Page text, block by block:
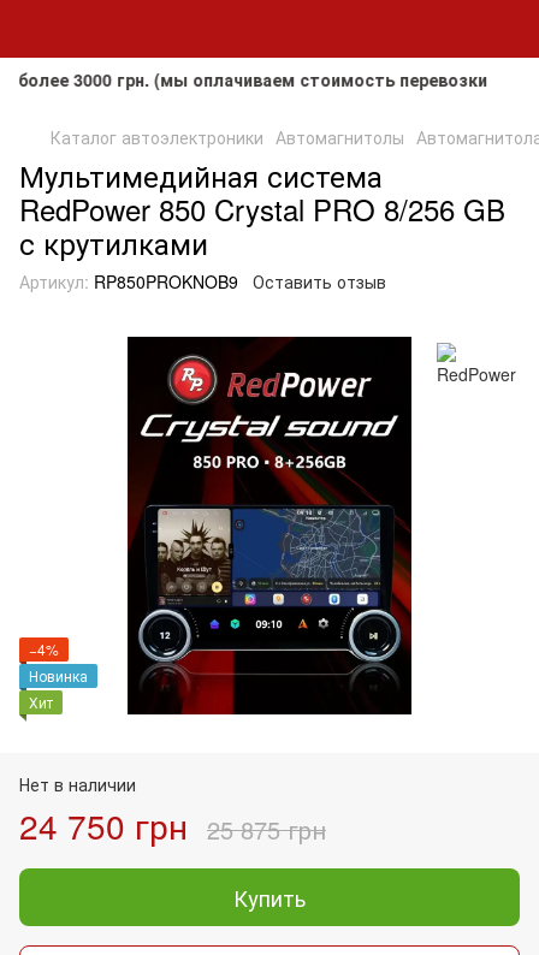
грн. (мы оплачиваем стоимость перевозки до
Каталог автоэлектроники Автомагнитолы
Мультимедийная система
RedPower 850 Crystal PRO 8/256 GB
с крутилками
Артикул: RP850PROKNOB9 Оставить отзыв
−4%
Новинка
Хит
Нет в наличии
24 750 грн 25 875 грн
Купить